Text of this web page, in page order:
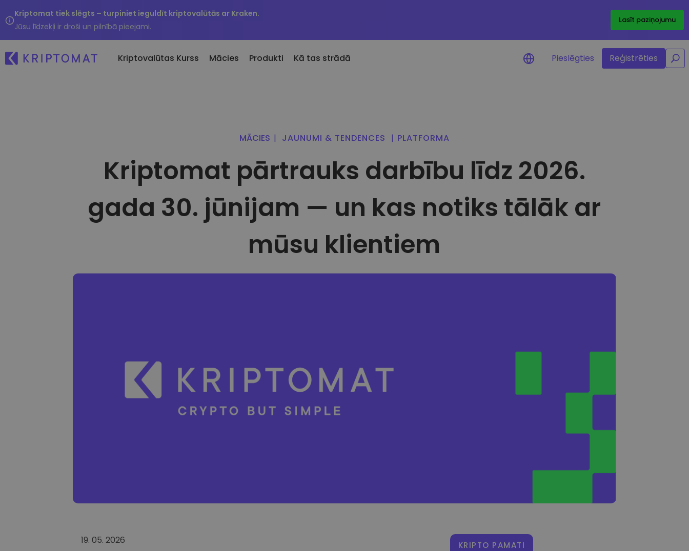
Kriptomat tiek slēgts – turpiniet ieguldīt kriptovalūtās ar Kraken.
Jūsu līdzekļi ir droši un pilnībā pieejami.
Lasīt paziņojumu
Kriptovalūtas Kurss
Atrodiet investīciju iespējas
Ja es būtu nopircis 100 €
...šodien vērtība būtu
Mācies Produkti
iespējas
Inteliģentie portfeļi
Kriptomat Maks
Drošs un vienkāršs kriptovalūtu maks
Atkārtotie pirkumi Portfeļa analīze
Kā tas strādā Pieslēgties Reģistrēties
/
MĀCIES | JAUNUMI & TENDENCES | PLATFORMA
Kriptomat pārtrauks darbību līdz 2026.
gada 30. jūnijam — un kas notiks tālāk ar
mūsu klientiem
19. 05. 2026 KRIPTO PAMATI